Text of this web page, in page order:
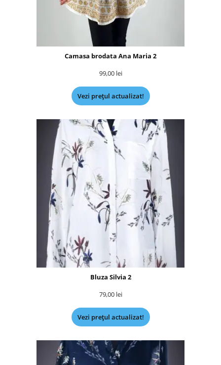
Camasa brodata Ana Maria 2
99,00 lei
Vezi prețul actualizat!
Bluza Silvia 2
79,00 lei
Vezi prețul actualizat!